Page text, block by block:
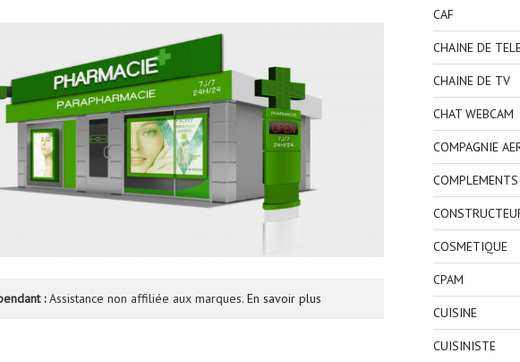
:Assistance non affiliée aux marques. En savoir plus
CAF
CHAINE DE
CHAINE DE TV
CHAT WEBCAM
COMPAGNIE
COSMETIQUE
CPAM
CUISINE
CUISINISTE